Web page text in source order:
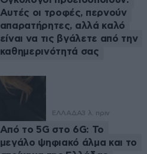
Αυτές οι τροφές, περνούν
απαρατήρητες, αλλά καλό
είναι να τις βγάλετε από την
καθημερινότητά σας
ΕΛΛΑΔΑ3 λ. πριν
Από το 5G στο 6G: Το
μεγάλο ψηφιακό άλμα και το